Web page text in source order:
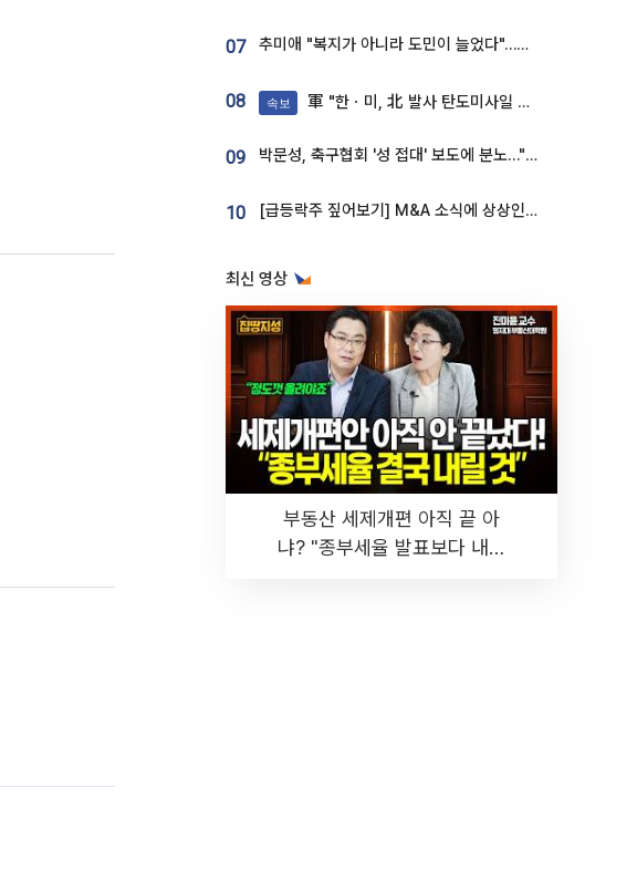
07 추미애 "복지가 아니라 도민이 늘었다"…재정난 책임론 정면돌파
08 속보 軍 "한ㆍ미, 北 발사 탄도미사일 제원 정밀분석 중"
09 박문성, 축구협회 '성 접대' 보도에 분노…"다 말아먹으려고 작정했나"
10 [급등락주 짚어보기] M&A 소식에 상상인증권ㆍ유니켐 ‘상한가’⋯유증 제동 걸린 SK디앤디↑
최신 영상
부동산 세제개편 아직 끝 아
냐? "종부세율 발표보다 내릴